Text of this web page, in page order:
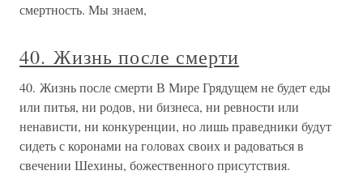
смертность. Мы знаем,
40. Жизнь после смерти
40. Жизнь после смерти В Мире Грядущем не будет еды
или питья, ни родов, ни бизнеса, ни ревности или
ненависти, ни конкуренции, но лишь праведники будут
сидеть с коронами на головах своих и радоваться в
свечении Шехины, божественного присутствия.